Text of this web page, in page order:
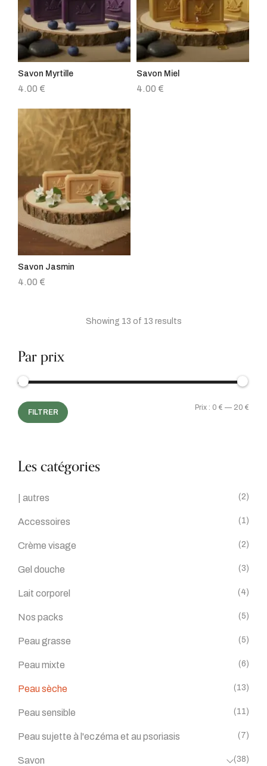
Par prix
FILTRER
Prix : 0 € — 20 €
Les catégories
| autres (2)
Accessoires (1)
Crème visage (2)
Gel douche (3)
Lait corporel (4)
Nos packs (5)
Peau grasse (5)
Peau mixte (6)
Peau sèche (13)
Peau sensible (11)
Peau sujette à l'eczéma et au psoriasis (7)
Savon (38)
Savon Myrtille
4.00 €
Savon Miel
4.00 €
Savon Jasmin
4.00 €
Showing 13 of 13 results